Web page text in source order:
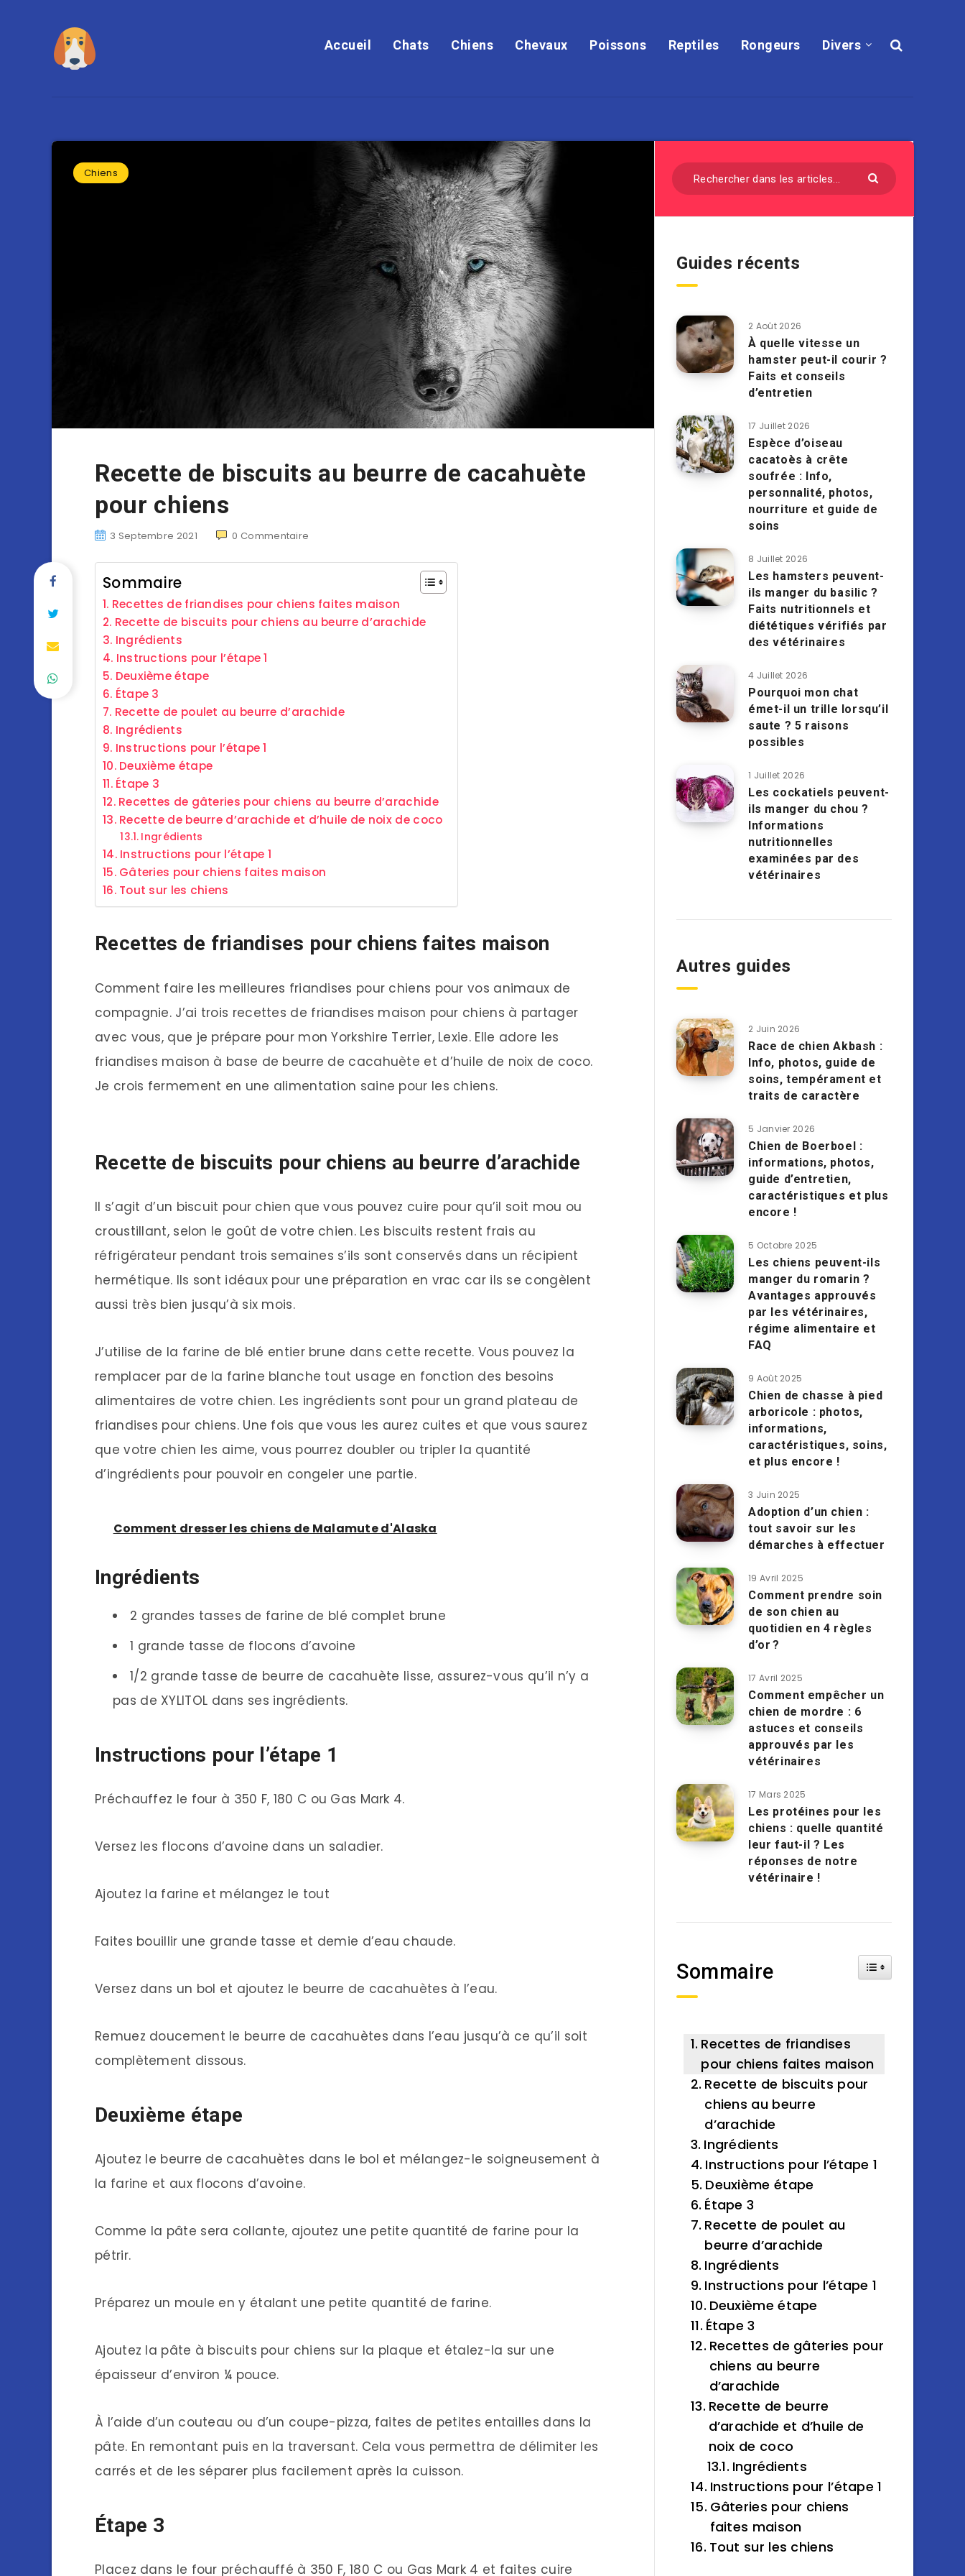
Accueil Chats Chiens Chevaux Poissons Reptiles Rongeurs Divers
Chiens
Recette de biscuits au beurre de cacahuète
pour chiens
3 Septembre 2021 0 Commentaire
Sommaire
Recettes de friandises pour chiens faites maison
Recette de biscuits pour chiens au beurre d’arachide
Ingrédients
Instructions pour l’étape 1
Deuxième étape
Étape 3
Recette de poulet au beurre d’arachide
Ingrédients
Instructions pour l’étape 1
Deuxième étape
Étape 3
Recettes de gâteries pour chiens au beurre d’arachide
Recette de beurre d’arachide et d’huile de noix de coco
Ingrédients
Instructions pour l’étape 1
Gâteries pour chiens faites maison
Tout sur les chiens
Recettes de friandises pour chiens faites maison
Comment faire les meilleures friandises pour chiens pour vos animaux de
compagnie. J’ai trois recettes de friandises maison pour chiens à partager
avec vous, que je prépare pour mon Yorkshire Terrier, Lexie. Elle adore les
friandises maison à base de beurre de cacahuète et d’huile de noix de coco.
Je crois fermement en une alimentation saine pour les chiens.
Recette de biscuits pour chiens au beurre d’arachide
Il s’agit d’un biscuit pour chien que vous pouvez cuire pour qu’il soit mou ou
croustillant, selon le goût de votre chien. Les biscuits restent frais au
réfrigérateur pendant trois semaines s’ils sont conservés dans un récipient
hermétique. Ils sont idéaux pour une préparation en vrac car ils se congèlent
aussi très bien jusqu’à six mois.
J’utilise de la farine de blé entier brune dans cette recette. Vous pouvez la
remplacer par de la farine blanche tout usage en fonction des besoins
alimentaires de votre chien. Les ingrédients sont pour un grand plateau de
friandises pour chiens. Une fois que vous les aurez cuites et que vous saurez
que votre chien les aime, vous pourrez doubler ou tripler la quantité
d’ingrédients pour pouvoir en congeler une partie.
Comment dresser les chiens de Malamute d'Alaska
Ingrédients
2 grandes tasses de farine de blé complet brune
1 grande tasse de flocons d’avoine
1/2 grande tasse de beurre de cacahuète lisse, assurez-vous qu’il n’y a
pas de XYLITOL dans ses ingrédients.
Instructions pour l’étape 1
Préchauffez le four à 350 F, 180 C ou Gas Mark 4.
Versez les flocons d’avoine dans un saladier.
Ajoutez la farine et mélangez le tout
Faites bouillir une grande tasse et demie d’eau chaude.
Versez dans un bol et ajoutez le beurre de cacahuètes à l’eau.
Remuez doucement le beurre de cacahuètes dans l’eau jusqu’à ce qu’il soit
complètement dissous.
Deuxième étape
Ajoutez le beurre de cacahuètes dans le bol et mélangez-le soigneusement à
la farine et aux flocons d’avoine.
Comme la pâte sera collante, ajoutez une petite quantité de farine pour la
pétrir.
Préparez un moule en y étalant une petite quantité de farine.
Ajoutez la pâte à biscuits pour chiens sur la plaque et étalez-la sur une
épaisseur d’environ ¼ pouce.
À l’aide d’un couteau ou d’un coupe-pizza, faites de petites entailles dans la
pâte. En remontant puis en la traversant. Cela vous permettra de délimiter les
carrés et de les séparer plus facilement après la cuisson.
Étape 3
Placez dans le four préchauffé à 350 F, 180 C ou Gas Mark 4 et faites cuire
Guides récents
2 Août 2026
À quelle vitesse un
hamster peut-il courir ?
Faits et conseils
d’entretien
17 Juillet 2026
Espèce d’oiseau
cacatoès à crête
soufrée : Info,
personnalité, photos,
nourriture et guide de
soins
8 Juillet 2026
Les hamsters peuvent-
ils manger du basilic ?
Faits nutritionnels et
diététiques vérifiés par
des vétérinaires
4 Juillet 2026
Pourquoi mon chat
émet-il un trille lorsqu’il
saute ? 5 raisons
possibles
1 Juillet 2026
Les cockatiels peuvent-
ils manger du chou ?
Informations
nutritionnelles
examinées par des
vétérinaires
Autres guides
2 Juin 2026
Race de chien Akbash :
Info, photos, guide de
soins, tempérament et
traits de caractère
5 Janvier 2026
Chien de Boerboel :
informations, photos,
guide d’entretien,
caractéristiques et plus
encore !
5 Octobre 2025
Les chiens peuvent-ils
manger du romarin ?
Avantages approuvés
par les vétérinaires,
régime alimentaire et
FAQ
9 Août 2025
Chien de chasse à pied
arboricole : photos,
informations,
caractéristiques, soins,
et plus encore !
3 Juin 2025
Adoption d’un chien :
tout savoir sur les
démarches à effectuer
19 Avril 2025
Comment prendre soin
de son chien au
quotidien en 4 règles
d’or ?
17 Avril 2025
Comment empêcher un
chien de mordre : 6
astuces et conseils
approuvés par les
vétérinaires
17 Mars 2025
Les protéines pour les
chiens : quelle quantité
leur faut-il ? Les
réponses de notre
vétérinaire !
Sommaire Toggle Table of
Recettes de friandises
pour chiens faites maison
Recette de biscuits pour
chiens au beurre
d’arachide
Ingrédients
Instructions pour l’étape 1
Deuxième étape
Étape 3
Recette de poulet au
beurre d’arachide
Ingrédients
Instructions pour l’étape 1
Deuxième étape
Étape 3
Recettes de gâteries pour
chiens au beurre
d’arachide
Recette de beurre
d’arachide et d’huile de
noix de coco
Ingrédients
Instructions pour l’étape 1
Gâteries pour chiens
faites maison
Tout sur les chiens